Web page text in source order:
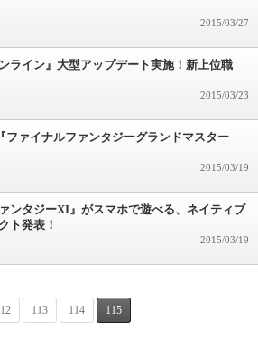
2015/03/27
ライン』大型アップデート実施！新上位職
2015/03/23
ファイナルファンタジーグランドマスター
2015/03/19
ンタジーXI』がスマホで遊べる、ネイティブ
ト発表！
2015/03/19
113 114 115